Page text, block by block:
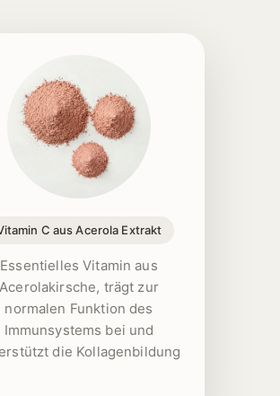
C aus Acerola Extrakt
Essentielles Vitamin aus
Acerolakirsche, trägt zur
normalen Funktion des
Immunsystems bei und
die Kollagenbildung